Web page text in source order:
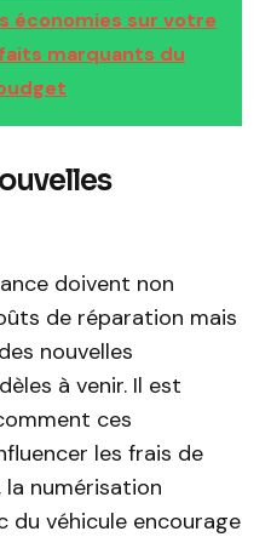
économies sur votre
marquants du
doivent non
de réparation mais
nouvelles
à venir. Il est
ces
les frais de
la numérisation
du véhicule encourage